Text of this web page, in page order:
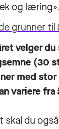
og
grunner
velger
(30
med
variere
du